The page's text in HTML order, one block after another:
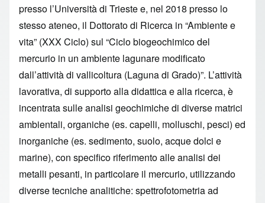
presso l’Università di Trieste e, nel 2018 presso lo
stesso ateneo, il Dottorato di Ricerca in “Ambiente e
vita” (XXX Ciclo) sul “Ciclo biogeochimico del
mercurio in un ambiente lagunare modificato
dall’attività di vallicoltura (Laguna di Grado)”. L’attività
lavorativa, di supporto alla didattica e alla ricerca, è
incentrata sulle analisi geochimiche di diverse matrici
ambientali, organiche (es. capelli, molluschi, pesci) ed
inorganiche (es. sedimento, suolo, acque dolci e
marine), con specifico riferimento alle analisi dei
metalli pesanti, in particolare il mercurio, utilizzando
diverse tecniche analitiche: spettrofotometria ad